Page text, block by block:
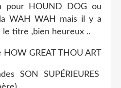
pour HOUND DOG ou
WAH WAH mais il y a
titre ,bien heureux ..
GREAT THOU ART
SON SUPÉRIEURES